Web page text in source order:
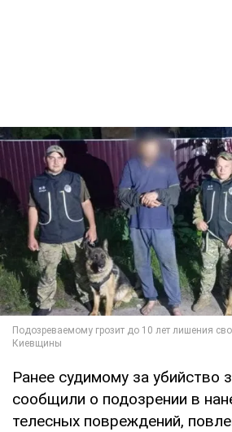
Ранее судимому за убийство
сообщили о подозрении в
телесных повреждений,